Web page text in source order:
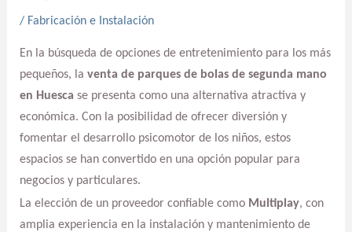
/ Fabricación e Instalación
En la búsqueda de opciones de entretenimiento para los más
pequeños, la venta de parques de bolas de segunda mano
en Huesca se presenta como una alternativa atractiva y
económica. Con la posibilidad de ofrecer diversión y
fomentar el desarrollo psicomotor de los niños, estos
espacios se han convertido en una opción popular para
negocios y particulares.
La elección de un proveedor confiable como Multiplay, con
amplia experiencia en la instalación y mantenimiento de